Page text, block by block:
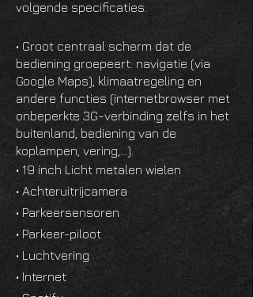
volgende specificaties:
• Groot centraal scherm dat de
bediening groepeert: navigatie (via
Google Maps), klimaatregeling en
andere functies (internetbrowser met
onbeperkte 3G-verbinding zelfs in het
buitenland, bediening van de
koplampen, vering,…).
• 19 inch Licht metalen wielen
• Achteruitrijcamera
• Parkeersensoren
• Parkeer-piloot
• Luchtvering
• Internet